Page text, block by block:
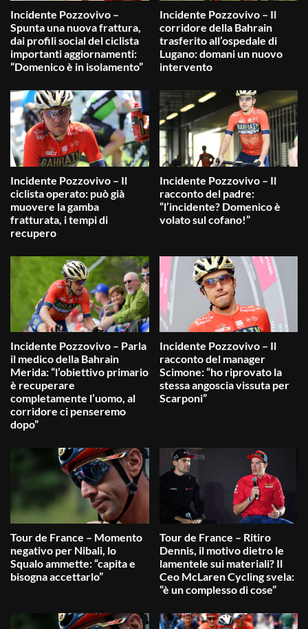
Incidente Pozzovivo –
Spunta una nuova frattura,
dai profili social del ciclista
importanti aggiornamenti:
“Domenico è in isolamento”
Incidente Pozzovivo – Il
corridore della Bahrain
trasferito all’ospedale di
Lugano: domani un nuovo
intervento
Incidente Pozzovivo – Il
ciclista operato: può già
muovere la gamba
fratturata, i tempi di
recupero
Incidente Pozzovivo – Il
racconto del padre:
“l’incidente? Domenico è
volato sul cofano!”
Incidente Pozzovivo – Parla
il medico della Bahrain
Merida: “l’obiettivo primario
è recuperare
completamente l’uomo, al
corridore ci penseremo
dopo”
Incidente Pozzovivo – Il
racconto del manager
Scimone: “ho riprovato la
stessa angoscia vissuta per
Scarponi”
Tour de France – Momento
negativo per Nibali, lo
Squalo ammette: “capita e
bisogna accettarlo”
Tour de France – Ritiro
Dennis, il motivo dietro le
lamentele sui materiali? Il
Ceo McLaren Cycling svela:
“è un complesso di cose”